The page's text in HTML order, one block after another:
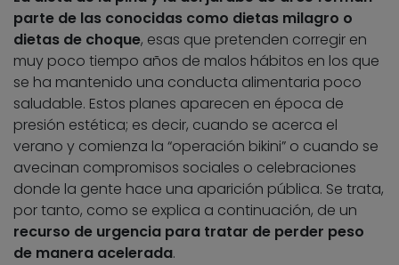
parte de las conocidas como dietas milagro o
dietas de choque, esas que pretenden corregir en
muy poco tiempo años de malos hábitos en los que
se ha mantenido una conducta alimentaria poco
saludable. Estos planes aparecen en época de
presión estética; es decir, cuando se acerca el
verano y comienza la “operación bikini” o cuando se
avecinan compromisos sociales o celebraciones
donde la gente hace una aparición pública. Se trata,
por tanto, como se explica a continuación, de un
recurso de urgencia para tratar de perder peso
de manera acelerada.